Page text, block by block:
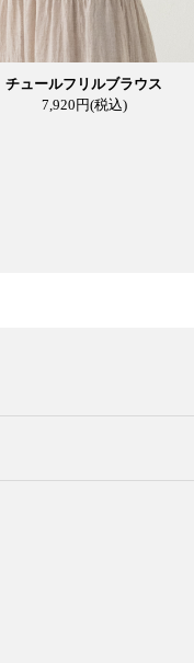
チュールフリルブラウス
7,920円(税込)